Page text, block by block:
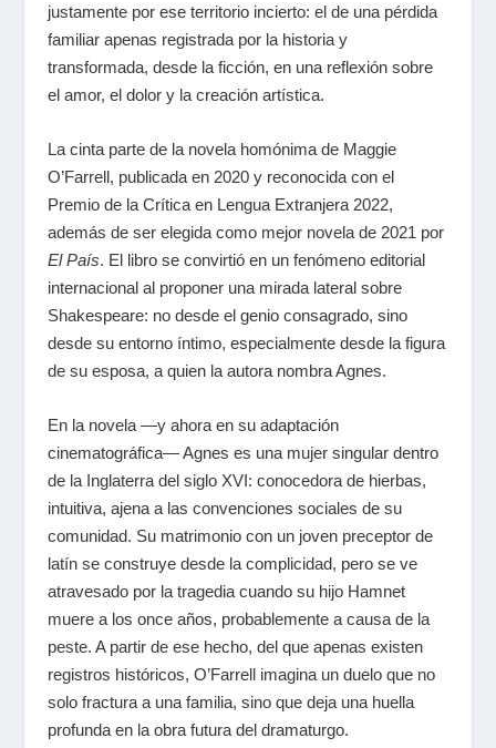
justamente por ese territorio incierto: el de una pérdida
familiar apenas registrada por la historia y
transformada, desde la ficción, en una reflexión sobre
el amor, el dolor y la creación artística.
La cinta parte de la novela homónima de Maggie
O’Farrell, publicada en 2020 y reconocida con el
Premio de la Crítica en Lengua Extranjera 2022,
además de ser elegida como mejor novela de 2021 por
El País. El libro se convirtió en un fenómeno editorial
internacional al proponer una mirada lateral sobre
Shakespeare: no desde el genio consagrado, sino
desde su entorno íntimo, especialmente desde la figura
de su esposa, a quien la autora nombra Agnes.
En la novela —y ahora en su adaptación
cinematográfica— Agnes es una mujer singular dentro
de la Inglaterra del siglo XVI: conocedora de hierbas,
intuitiva, ajena a las convenciones sociales de su
comunidad. Su matrimonio con un joven preceptor de
latín se construye desde la complicidad, pero se ve
atravesado por la tragedia cuando su hijo Hamnet
muere a los once años, probablemente a causa de la
peste. A partir de ese hecho, del que apenas existen
registros históricos, O’Farrell imagina un duelo que no
solo fractura a una familia, sino que deja una huella
profunda en la obra futura del dramaturgo.